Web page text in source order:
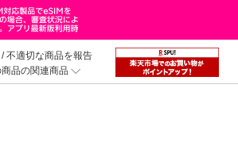
/不適切な商品を報告
商品の関連商品